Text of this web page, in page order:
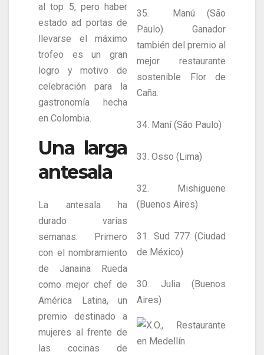
al top 5, pero haber
estado ad portas de
llevarse el máximo
trofeo es un gran
logro y motivo de
celebración para la
gastronomía hecha
en Colombia.
Una larga
antesala
La antesala ha
durado varias
semanas. Primero
con el nombramiento
de Janaina Rueda
como mejor chef de
América Latina, un
premio destinado a
mujeres al frente de
las cocinas de
35. Manú (São
Paulo). Ganador
también del premio al
mejor restaurante
sostenible Flor de
Caña.
34. Maní (São Paulo)
33. Osso (Lima)
32. Mishiguene
(Buenos Aires)
31. Sud 777 (Ciudad
de México)
30. Julia (Buenos
Aires)